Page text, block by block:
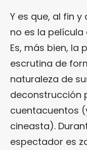
Y es que, al fin y
no es la
Es, más bien, la
escrutina de
naturaleza de
deconstrucción
cuentacuentos
cineasta).
espectador es